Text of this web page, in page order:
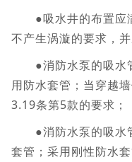
●吸水井的布置应满
不产生涡漩的要求，
●消防水泵的吸水
用防水套管；当穿越
3.19条第5款的要求；
●消防水泵的吸水
套管；采用刚性防水